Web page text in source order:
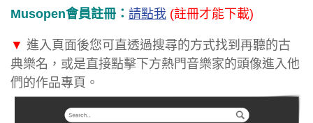
Musopen會員註冊： 請點我 (註冊才能下載)
▼ 進入頁面後您可直透過搜尋的方式找到再聽的古
典樂名，或是直接點擊下方熱門音樂家的頭像進入他
們的作品專頁。